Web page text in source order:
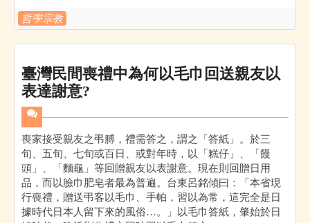
哲學宗教
臺灣民間喪禮中為何以毛巾回送親友以
表達謝意?
喪家接受親友之弔膊，禮需答之，謂之「答紙」。於三
旬、五旬、七旬或百日、或對年時，以「糕仔」、「饅
頭」、「麵龜」等回贈親友以表謝意。現在則回贈日用
品，而以臉巾肥皂者最為普遍。台東呂銘傾曰：「本省現
行喪禮，贈送弔客以毛巾、手帕，習以為常，這完全是日
據時代日本人留下來的風俗…。」以毛巾答紙，肇始於日